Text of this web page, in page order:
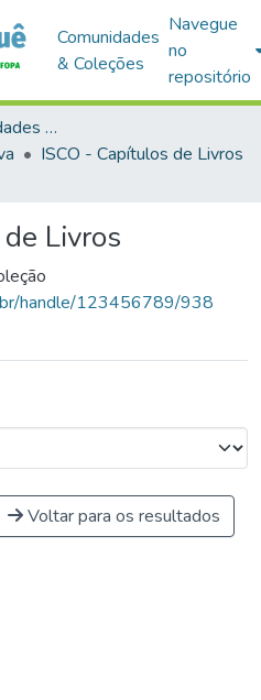
Comunidades
& Coleções
Navegue
no
repositório
Campus Sede - Unidades Acadêmicas
ISCO - Capítulos de Livros
Livros
handle/123456789/938
Voltar para os resultados